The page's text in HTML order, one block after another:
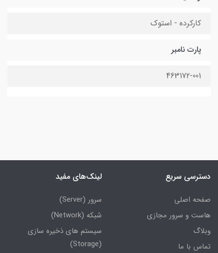
کارکرده - استوک
پارت نامبر
463172-001
دسترسی سریع
صفحه اصلی
هاست و سرور مجازی
وبلاگ
تماس با ما
لینک‌های مفید
سرور (Server)
شبکه (Network)
سیستم های ذخیره سازی
(Storage)